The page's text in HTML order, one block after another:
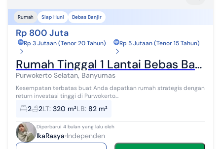
Rumah Siap Huni Bebas Banjir
Rp 800 Juta
Rp 3 Jutaan (Tenor 20 Tahun) Rp 5 Jutaan (Tenor 15 Tahun)
Rumah Tinggal 1 Lantai Bebas Banjir Siap Huni Berkoh (Pw001410)
Purwokerto Selatan, Banyumas
Kesempatan terbatas buat Anda dapatkan rumah strategis dengan
return investasi tinggi di Purwokerto...
2 2LT: 320 m²LB: 82 m²
Diperbarui 4 bulan yang lalu oleh
IkaRasya Independen